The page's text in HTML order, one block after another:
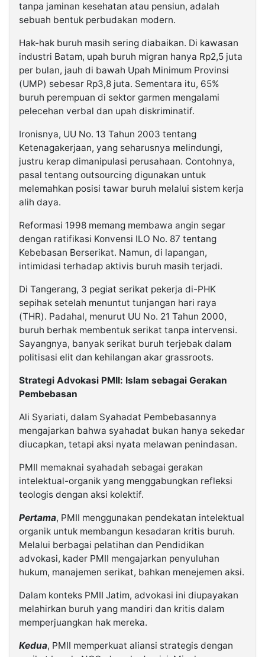
tanpa jaminan kesehatan atau pensiun, adalah
sebuah bentuk perbudakan modern.
Hak-hak buruh masih sering diabaikan. Di kawasan
industri Batam, upah buruh migran hanya Rp2,5 juta
per bulan, jauh di bawah Upah Minimum Provinsi
(UMP) sebesar Rp3,8 juta. Sementara itu, 65%
buruh perempuan di sektor garmen mengalami
pelecehan verbal dan upah diskriminatif.
Ironisnya, UU No. 13 Tahun 2003 tentang
Ketenagakerjaan, yang seharusnya melindungi,
justru kerap dimanipulasi perusahaan. Contohnya,
pasal tentang outsourcing digunakan untuk
melemahkan posisi tawar buruh melalui sistem kerja
alih daya.
Reformasi 1998 memang membawa angin segar
dengan ratifikasi Konvensi ILO No. 87 tentang
Kebebasan Berserikat. Namun, di lapangan,
intimidasi terhadap aktivis buruh masih terjadi.
Di Tangerang, 3 pegiat serikat pekerja di-PHK
sepihak setelah menuntut tunjangan hari raya
(THR). Padahal, menurut UU No. 21 Tahun 2000,
buruh berhak membentuk serikat tanpa intervensi.
Sayangnya, banyak serikat buruh terjebak dalam
politisasi elit dan kehilangan akar grassroots.
Strategi Advokasi PMII: Islam sebagai Gerakan
Pembebasan
Ali Syariati, dalam Syahadat Pembebasannya
mengajarkan bahwa syahadat bukan hanya sekedar
diucapkan, tetapi aksi nyata melawan penindasan.
PMII memaknai syahadah sebagai gerakan
intelektual-organik yang menggabungkan refleksi
teologis dengan aksi kolektif.
Pertama, PMII menggunakan pendekatan intelektual
organik untuk membangun kesadaran kritis buruh.
Melalui berbagai pelatihan dan Pendidikan
advokasi, kader PMII mengajarkan penyuluhan
hukum, manajemen serikat, bahkan menejemen aksi.
Dalam konteks PMII Jatim, advokasi ini diupayakan
melahirkan buruh yang mandiri dan kritis dalam
memperjuangkan hak mereka.
Kedua, PMII memperkuat aliansi strategis dengan